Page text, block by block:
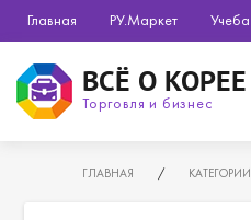
Главная РУ.Маркет Учеба
ВСЁ О КОРЕЕ
Торговля и бизнес
ГЛАВНАЯ / КАТЕГОРИИ